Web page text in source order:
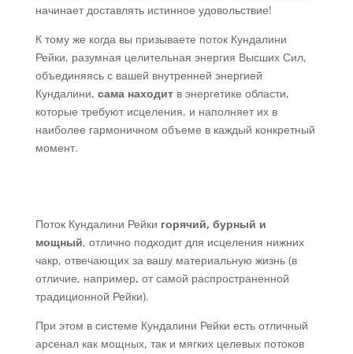
начинает доставлять истинное удовольствие!
К тому же когда вы призываете поток Кундалини
Рейки, разумная целительная энергия Высших Сил,
объединяясь с вашей внутренней энергией
Кундалини, сама находит в энергетике области,
которые требуют исцеления, и наполняет их в
наиболее гармоничном объеме в каждый конкретный
момент.
Поток Кундалини Рейки горячий, бурный и
мощный, отлично подходит для исцеления нижних
чакр, отвечающих за вашу материальную жизнь (в
отличие, например, от самой распространенной
традиционной Рейки).
При этом в системе Кундалини Рейки есть отличный
арсенал как мощных, так и мягких целевых потоков